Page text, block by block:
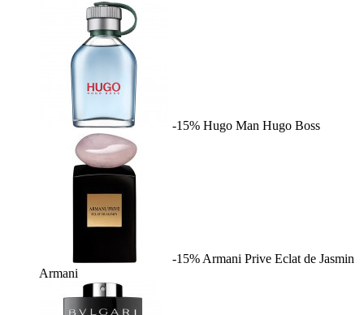
-15% Hugo Man Hugo Boss
-15% Armani Prive Eclat de Jasmin
Armani